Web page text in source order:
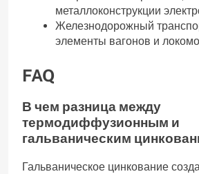
металлоконструкции
Железнодорожный
элементы вагонов и
FAQ
В чем разница между
термодиффузионным и
гальваническим
Гальваническое цинкование